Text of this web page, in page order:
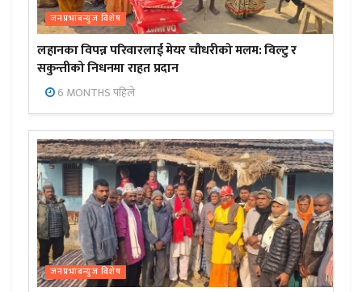
जनप्रभाबन्युज विशेष
लहानका विपन्न परिवारलाई मेयर चौधरीको मलम: विल्टु र
सकुन्तीको निधनमा राहत प्रदान
6 MONTHS पहिले
जनप्रभाबन्युज विशेष